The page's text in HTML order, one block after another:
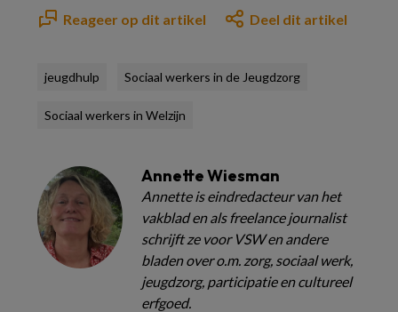
Reageer op dit artikel Deel dit artikel
jeugdhulp Sociaal werkers in de Jeugdzorg
Sociaal werkers in Welzijn
Annette Wiesman
Annette is eindredacteur van het
vakblad en als freelance journalist
schrijft ze voor VSW en andere
bladen over o.m. zorg, sociaal werk,
jeugdzorg, participatie en cultureel
erfgoed.